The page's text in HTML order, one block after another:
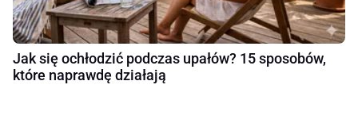
Jak się ochłodzić podczas upałów? 15 sposobów,
które naprawdę działają